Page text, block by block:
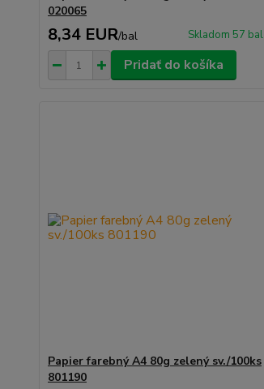
020065
8,34 EUR/bal Skladom 57 bal
Pridať do košíka
Papier farebný A4 80g zelený sv./100ks
801190